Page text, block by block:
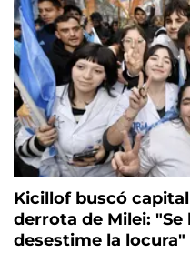
Kicillof buscó
derrota de Milei:
desestime la locura"